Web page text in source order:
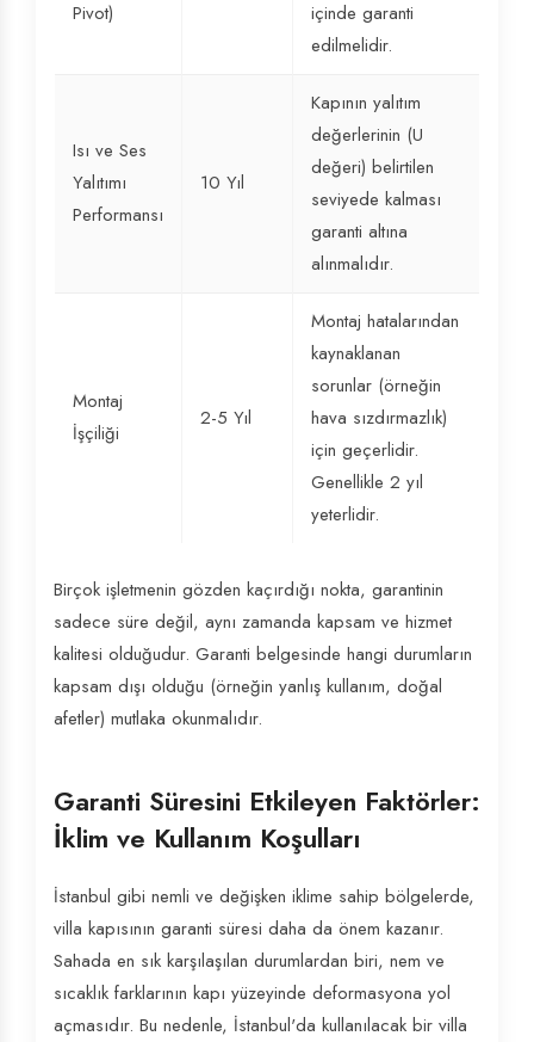
Pivot)
içinde garanti
edilmelidir.
Isı ve Ses
Yalıtımı
Performansı
10 Yıl
Kapının yalıtım
değerlerinin (U
değeri) belirtilen
seviyede kalması
garanti altına
alınmalıdır.
Montaj
İşçiliği
2-5 Yıl
Montaj hatalarından
kaynaklanan
sorunlar (örneğin
hava sızdırmazlık)
için geçerlidir.
Genellikle 2 yıl
yeterlidir.
Birçok işletmenin gözden kaçırdığı nokta, garantinin
sadece süre değil, aynı zamanda kapsam ve hizmet
kalitesi olduğudur. Garanti belgesinde hangi durumların
kapsam dışı olduğu (örneğin yanlış kullanım, doğal
afetler) mutlaka okunmalıdır.
Garanti Süresini Etkileyen Faktörler:
İklim ve Kullanım Koşulları
İstanbul gibi nemli ve değişken iklime sahip bölgelerde,
villa kapısının garanti süresi daha da önem kazanır.
Sahada en sık karşılaşılan durumlardan biri, nem ve
sıcaklık farklarının kapı yüzeyinde deformasyona yol
açmasıdır. Bu nedenle, İstanbul'da kullanılacak bir villa